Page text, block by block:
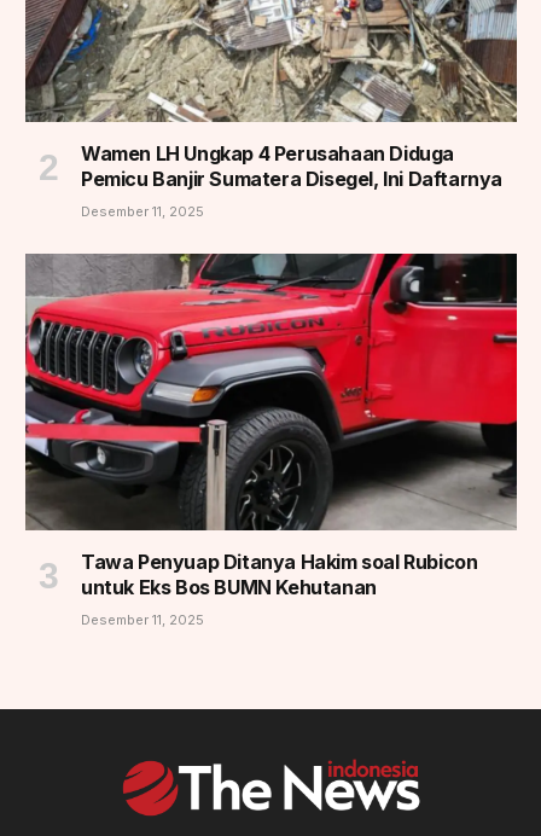
Wamen LH Ungkap 4 Perusahaan Diduga
Pemicu Banjir Sumatera Disegel, Ini Daftarnya
Desember 11, 2025
Tawa Penyuap Ditanya Hakim soal Rubicon
untuk Eks Bos BUMN Kehutanan
Desember 11, 2025